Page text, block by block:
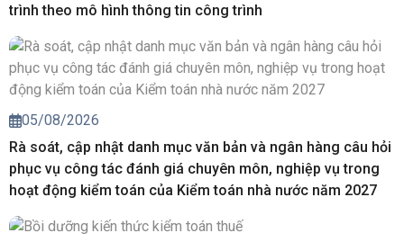
trình theo mô hình thông tin công trình
05/08/2026
Rà soát, cập nhật danh mục văn bản và ngân hàng câu hỏi
phục vụ công tác đánh giá chuyên môn, nghiệp vụ trong
hoạt động kiểm toán của Kiểm toán nhà nước năm 2027